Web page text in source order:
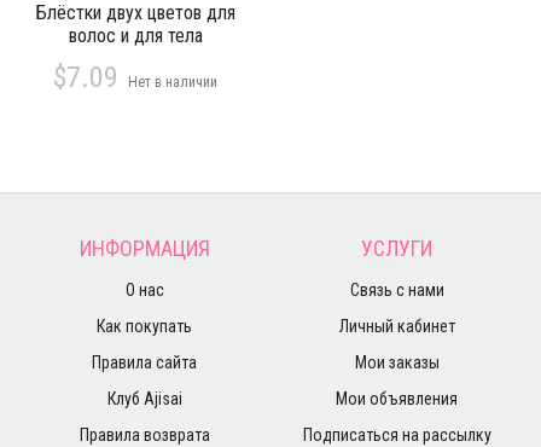
Блёстки двух цветов для
волос и для тела
$7.09 Нет в наличии
ИНФОРМАЦИЯ
О нас
Как покупать
Правила сайта
Клуб Ajisai
Правила возврата
УСЛУГИ
Связь с нами
Личный кабинет
Мои заказы
Мои объявления
Подписаться на рассылку